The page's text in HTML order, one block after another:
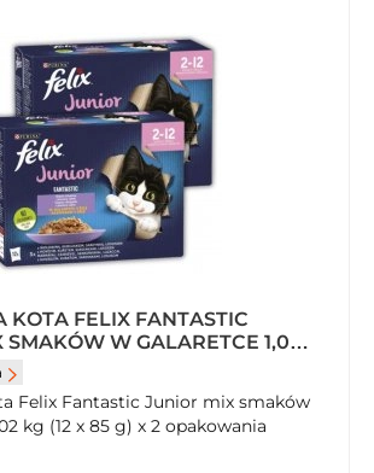
KOTA FELIX FANTASTIC
SMAKÓW W GALARETCE 1,02
X 2 OPAKOWANIA
Felix Fantastic Junior mix smaków
kg (12 x 85 g) x 2 opakowania